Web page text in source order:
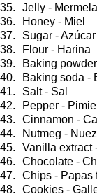
Jelly -
Honey - Miel
Sugar - Azúcar
Flour - Harina
Baking
Baking soda -
Salt - Sal
Pepper -
Cinnamon -
Nutmeg -
Vanilla extract
Chocolate -
Chips - Papas
Cookies -